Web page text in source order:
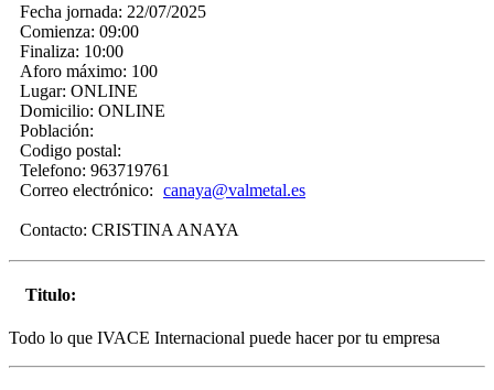
Fecha jornada: 22/07/2025
Comienza: 09:00
Finaliza: 10:00
Aforo máximo: 100
Lugar: ONLINE
Domicilio: ONLINE
Población:
Codigo postal:
Telefono: 963719761
Correo electrónico: canaya@valmetal.es
Contacto: CRISTINA ANAYA
Titulo:
Todo lo que IVACE Internacional puede hacer por tu empresa